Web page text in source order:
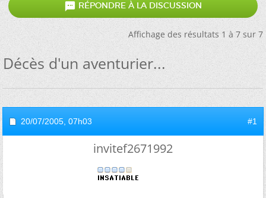
 RÉPONDRE À LA DISCUSSION
Affichage des résultats 1 à 7 sur 7
Décès d'un aventurier...
20/07/2005, 07h03 #1
invitef2671992